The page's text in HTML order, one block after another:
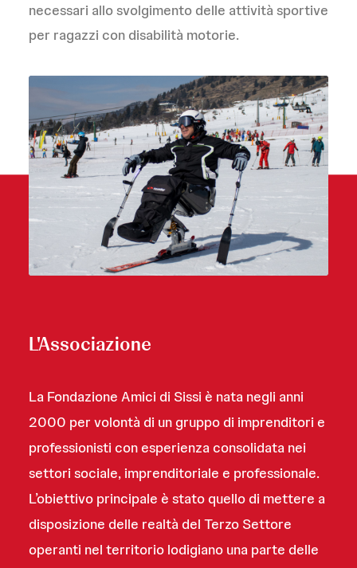
necessari allo svolgimento delle attività sportive
per ragazzi con disabilità motorie.
L'Associazione
La Fondazione Amici di Sissi è nata negli anni
2000 per volontà di un gruppo di imprenditori e
professionisti con esperienza consolidata nei
settori sociale, imprenditoriale e professionale.
L’obiettivo principale è stato quello di mettere a
disposizione delle realtà del Terzo Settore
operanti nel territorio lodigiano una parte delle